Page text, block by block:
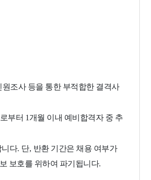
원조사 등을 통한 부적합한 결격사
부터 1 개월 이내 예비합격자 중 추
니다. 단, 반환 기간은 채용 여부가
보호를 위하여 파기됩니다.